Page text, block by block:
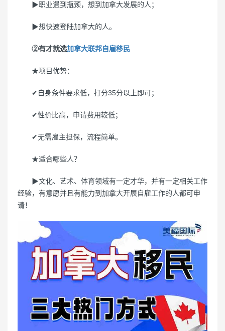
▶职业遇到瓶颈，想到加拿大发展的人；
▶想快速登陆加拿大的人。
②有才就选加拿大联邦自雇移民
★项目优势：
✔自身条件要求低，打分35分以上即可；
✔性价比高，申请费用较低；
✔无需雇主担保，流程简单。
★适合哪些人？
▶文化、艺术、体育领域有一定才华，并有一定相关工作
经验，有意愿并且有能力到加拿大开展自雇工作的人都可申
请！